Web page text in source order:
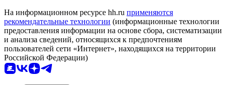
На информационном ресурсе hh.ru применяются
рекомендательные технологии (информационные технологии
предоставления информации на основе сбора, систематизации
и анализа сведений, относящихся к предпочтениям
пользователей сети «Интернет», находящихся на территории
Российской Федерации)